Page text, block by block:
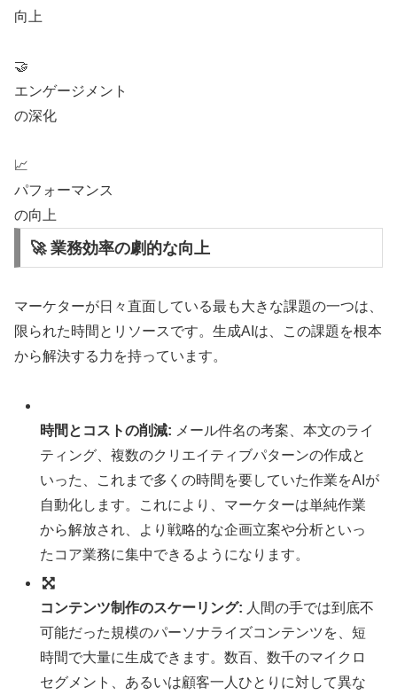
向上
🤝
エンゲージメント
の深化
📈
パフォーマンス
の向上
🚀 業務効率の劇的な向上
マーケターが日々直面している最も大きな課題の一つは、
限られた時間とリソースです。生成AIは、この課題を根本
から解決する力を持っています。
時間とコストの削減: メール件名の考案、本文のライ
ティング、複数のクリエイティブパターンの作成と
いった、これまで多くの時間を要していた作業をAIが
自動化します。これにより、マーケターは単純作業
から解放され、より戦略的な企画立案や分析といっ
たコア業務に集中できるようになります。
コンテンツ制作のスケーリング: 人間の手では到底不
可能だった規模のパーソナライズコンテンツを、短
時間で大量に生成できます。数百、数千のマイクロ
セグメント、あるいは顧客一人ひとりに対して異な